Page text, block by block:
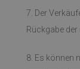
7. Der
Rückgabe
8. Es können